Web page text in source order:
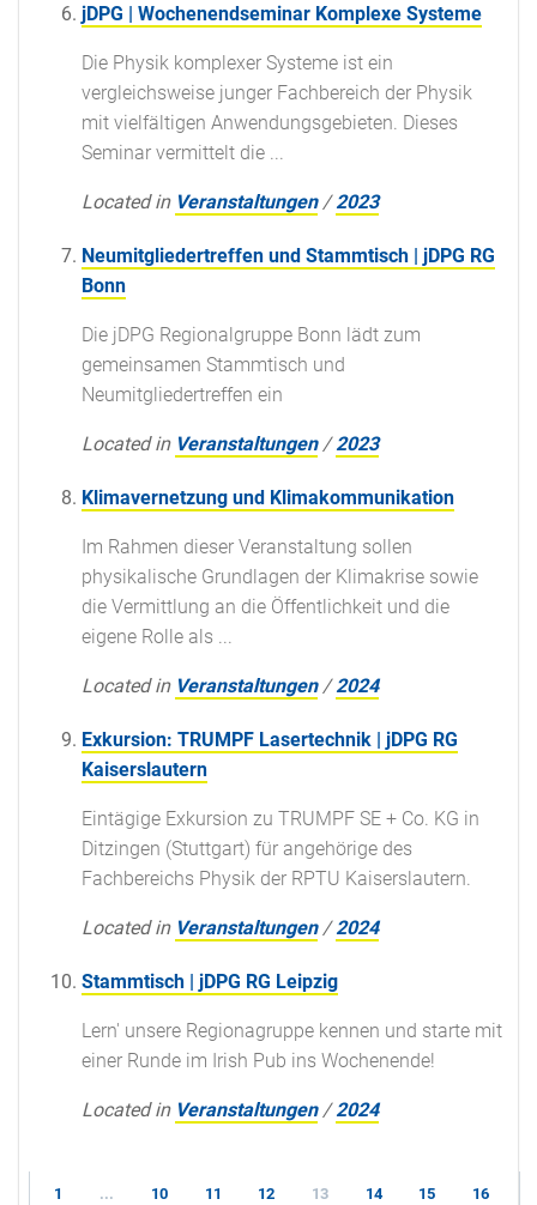
jDPG | Wochenendseminar Komplexe Systeme
Die Physik komplexer Systeme ist ein
vergleichsweise junger Fachbereich der Physik
mit vielfältigen Anwendungsgebieten. Dieses
Seminar vermittelt die ...
Located in Veranstaltungen /2023
Neumitgliedertreffen und Stammtisch | jDPG RG
Bonn
Die jDPG Regionalgruppe Bonn lädt zum
gemeinsamen Stammtisch und
Neumitgliedertreffen ein
Located in Veranstaltungen /2023
Klimavernetzung und Klimakommunikation
Im Rahmen dieser Veranstaltung sollen
physikalische Grundlagen der Klimakrise sowie
die Vermittlung an die Öffentlichkeit und die
eigene Rolle als ...
Located in Veranstaltungen /2024
Exkursion: TRUMPF Lasertechnik | jDPG RG
Kaiserslautern
Eintägige Exkursion zu TRUMPF SE + Co. KG in
Ditzingen (Stuttgart) für angehörige des
Fachbereichs Physik der RPTU Kaiserslautern.
Located in Veranstaltungen /2024
Stammtisch | jDPG RG Leipzig
Lern' unsere Regionagruppe kennen und starte mit
einer Runde im Irish Pub ins Wochenende!
Located in Veranstaltungen /2024
1 ... 10 11 12 13 14 15 16